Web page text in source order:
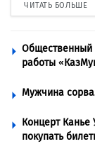
ЧИТАТЬ БОЛЬШЕ
Общественный
работы
Мужчина
Концерт Канье
покупать